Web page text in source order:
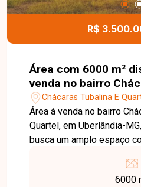
R$
Área com 6000 m²
venda no bairro
Quartel em
Chácaras Tubalina E
Área à venda no bairro
Quartel, em Uberlândia-
busca um amplo espaço
valorização. Este imóvel
metragem generosa,6000